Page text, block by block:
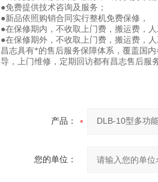
●免费提供技术咨询及服务；
●新品依照购销合同实行整机免费保修，
●在保修期内，不收取上门费，搬运费，
●在保修期外，不收取上门费，搬运费，
昌志具有*的售后服务保障体系，覆盖国
导，上门维修，定期回访都有昌志售后服
产品：
您的单位：